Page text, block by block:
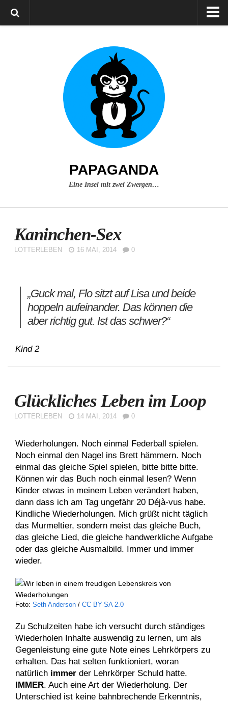
PAPAGANDA
Eine Insel mit zwei Zwergen…
Kaninchen-Sex
LOTTERLEBEN 16 MAI, 2014 0
„Guck mal, Flo sitzt auf Lisa und beide
hoppeln aufeinander. Das können die
aber richtig gut. Ist das schwer?“
Kind 2
Glückliches Leben im Loop
LOTTERLEBEN 14 MAI, 2014 0
Wiederholungen. Noch einmal Federball spielen.
Noch einmal den Nagel ins Brett hämmern. Noch
einmal das gleiche Spiel spielen, bitte bitte bitte.
Können wir das Buch noch einmal lesen? Wenn
Kinder etwas in meinem Leben verändert haben,
dann dass ich am Tag ungefähr 20 Déjà-vus habe.
Kindliche Wiederholungen. Mich grüßt nicht täglich
das Murmeltier, sondern meist das gleiche Buch,
das gleiche Lied, die gleiche handwerkliche Aufgabe
oder das gleiche Ausmalbild. Immer und immer
wieder.
Foto: Seth Anderson / CC BY-SA 2.0
Zu Schulzeiten habe ich versucht durch ständiges
Wiederholen Inhalte auswendig zu lernen, um als
Gegenleistung eine gute Note eines Lehrkörpers zu
erhalten. Das hat selten funktioniert, woran
natürlich immer der Lehrkörper Schuld hatte.
IMMER. Auch eine Art der Wiederholung. Der
Unterschied ist keine bahnbrechende Erkenntnis,